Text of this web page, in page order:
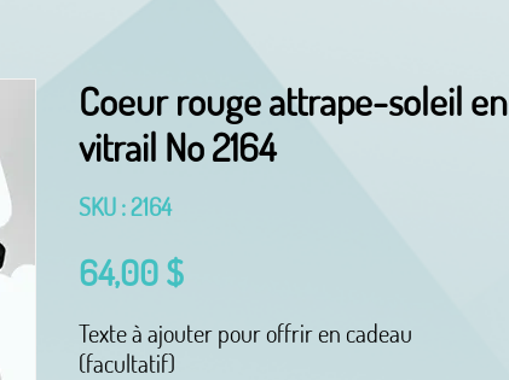
Coeur rouge attrape-soleil en
vitrail No 2164
SKU : 2164
64,00 $Prix
Texte à ajouter pour offrir en cadeau
(facultatif)